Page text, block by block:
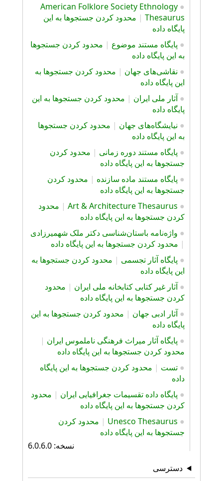
●
American Folklore Society Ethnology
Thesaurus
| محدود کردن جستجوها به این
پایگاه داده
● پايگاه مستند موضوع | محدود کردن جستجوها
به این پایگاه داده
● نقاشی‌های جهان | محدود کردن جستجوها به
این پایگاه داده
● آثار ملی ایران | محدود کردن جستجوها به این
پایگاه داده
● نیایشگاه‌های جهان | محدود کردن جستجوها
به این پایگاه داده
● پایگاه مستند دوره زمانی | محدود کردن
جستجوها به این پایگاه داده
● پایگاه مستند ماده سازنده | محدود کردن
جستجوها به این پایگاه داده
●
Art & Architecture Thesaurus
| محدود
کردن جستجوها به این پایگاه داده
● واژه‌نامه باستان‌شناسی دکتر ملک شهمیرزادی
| محدود کردن جستجوها به این پایگاه داده
● پایگاه آثار تجسمی | محدود کردن جستجوها به
این پایگاه داده
● آثار غیر کتابی کتابخانه ملی ایران | محدود
کردن جستجوها به این پایگاه داده
● آثار ادبی جهان | محدود کردن جستجوها به این
پایگاه داده
● پایگاه آثار ميراث فرهنگی ناملموس ایران |
محدود کردن جستجوها به این پایگاه داده
● تست | محدود کردن جستجوها به این پایگاه
داده
● پایگاه داده تقسیمات جغرافیایی ایران | محدود
کردن جستجوها به این پایگاه داده
●
Unesco Thesaurus
| محدود کردن
جستجوها به این پایگاه داده
نسخه: 6.0.6.0
دسترسی